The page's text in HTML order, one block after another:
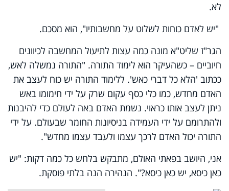
לא.
"יש לאדם כוחות לשלוט על מחשבותיו", הוא מסכם.
הגר"ז שליט"א מונה כמה עצות לתיעול המחשבה לכיוונים
חיוביים – כשהעיקר הוא לימוד התורה. "התורה נמשלה לאש,
ככתוב 'הלא כל דברי כאש'. ללימוד התורה יש כוח לעצב את
האדם מחדש, כמו כלי כסף עקום שרק על ידי חימומו באש
ניתן לעצב אותו כראוי. נשמת האדם באה לעולם כדי להיבנות
ולהתרומם על ידי העמידה בניסיונות החומר שבעולם. על ידי
התורה יכול האדם לרכך עצמו ולעבד עצמו מחדש".
אני, היושב בפאתי האולם, מתבקש בלחש כל כמה דקות: "יש
כאן כיסא, יש כאן כיסא?". הנהירה הנה בלתי פוסקת.